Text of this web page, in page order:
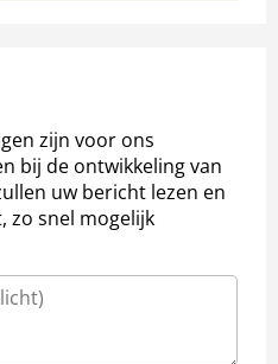
zijn voor ons
bij de ontwikkeling van
uw bericht lezen en
zo snel mogelijk